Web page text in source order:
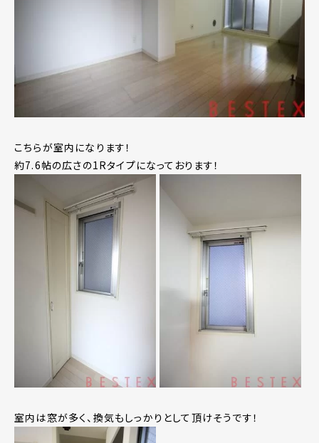
こちらが室内になります！
約7.6帖の広さの1Rタイプになっております！
室内は窓が多く、換気もしっかりとして頂けそうです！